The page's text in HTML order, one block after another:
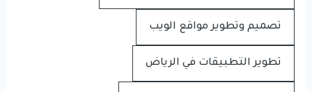
تصميم وتطوير مواقع الويب
تطوير التطبيقات في الرياض